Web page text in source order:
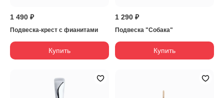
1 490 ₽
Подвеска-крест с фианитами
Купить
1 290 ₽
Подвеска "Собака"
Купить